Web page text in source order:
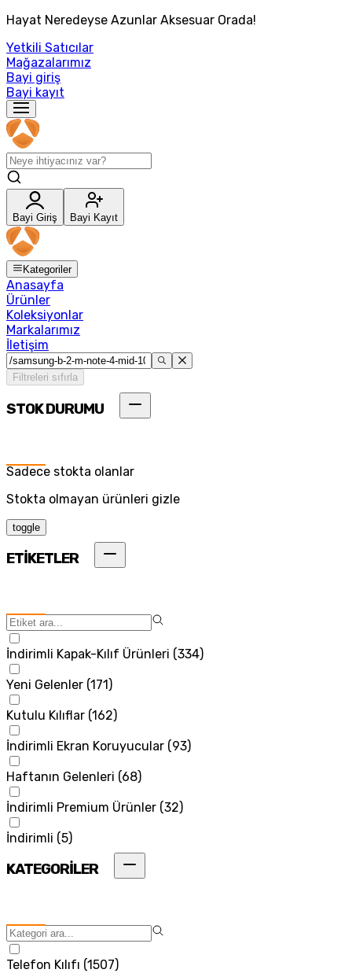
Hayat Neredeyse Azunlar Aksesuar Orada!
Yetkili Satıcılar
Mağazalarımız
Bayi giriş
Bayi kayıt
Bayi Giriş Bayi Kayıt
Kategoriler
Anasayfa
Ürünler
Koleksiyonlar
Markalarımız
İletişim
Filtreleri sıfırla
STOK DURUMU
Sadece stokta olanlar
Stokta olmayan ürünleri gizle
toggle
ETİKETLER
İndirimli Kapak-Kılıf Ürünleri (334)
Yeni Gelenler (171 )
Kutulu Kılıflar (162)
İndirimli Ekran Koruyucular (93)
Haftanın Gelenleri (68)
İndirimli Premium Ürünler (32)
İndirimli (5)
KATEGORİLER
Telefon Kılıfı (1507)